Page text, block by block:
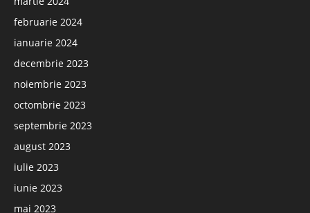
februarie 2024
ianuarie 2024
decembrie 2023
noiembrie 2023
octombrie 2023
septembrie 2023
august 2023
iulie 2023
iunie 2023
mai 2023